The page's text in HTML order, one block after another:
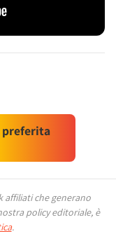
preferita
che generano
policy editoriale, è
.